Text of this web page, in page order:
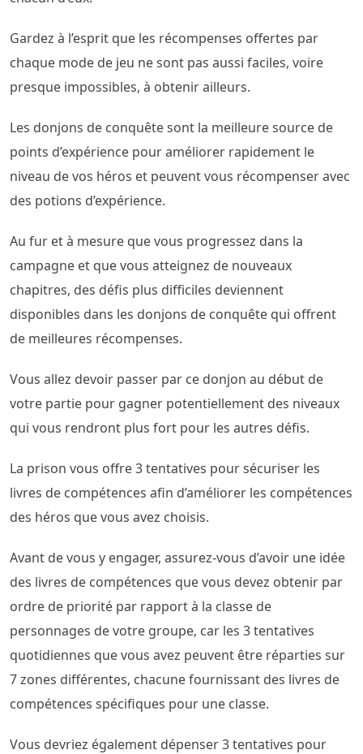
Gardez à l’esprit que les récompenses offertes par
chaque mode de jeu ne sont pas aussi faciles, voire
presque impossibles, à obtenir ailleurs.
Les donjons de conquête sont la meilleure source de
points d’expérience pour améliorer rapidement le
niveau de vos héros et peuvent vous récompenser avec
des potions d’expérience.
Au fur et à mesure que vous progressez dans la
campagne et que vous atteignez de nouveaux
chapitres, des défis plus difficiles deviennent
disponibles dans les donjons de conquête qui offrent
de meilleures récompenses.
Vous allez devoir passer par ce donjon au début de
votre partie pour gagner potentiellement des niveaux
qui vous rendront plus fort pour les autres défis.
La prison vous offre 3 tentatives pour sécuriser les
livres de compétences afin d’améliorer les compétences
des héros que vous avez choisis.
Avant de vous y engager, assurez-vous d’avoir une idée
des livres de compétences que vous devez obtenir par
ordre de priorité par rapport à la classe de
personnages de votre groupe, car les 3 tentatives
quotidiennes que vous avez peuvent être réparties sur
7 zones différentes, chacune fournissant des livres de
compétences spécifiques pour une classe.
Vous devriez également dépenser 3 tentatives pour